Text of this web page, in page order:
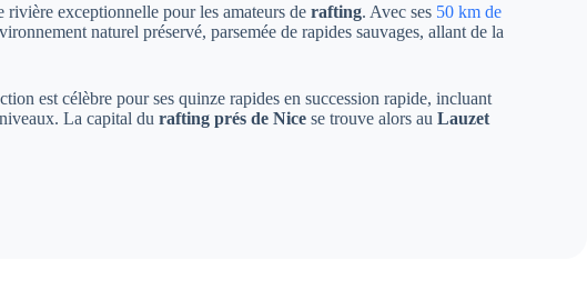
rivière exceptionnelle pour les amateurs derafting. Avec ses 50 km de
naturel préservé, parsemée de rapides sauvages, allant de la
est célèbre pour ses quinze rapides en succession rapide, incluant
La capital durafting prés de Nice se trouve alors auLauzet